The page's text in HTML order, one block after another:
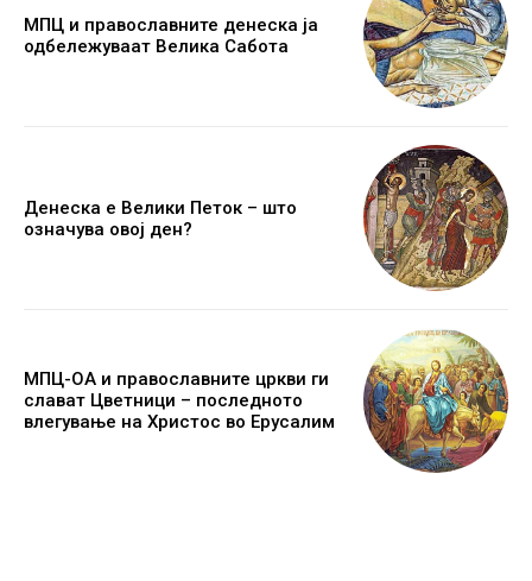
МПЦ и православните денеска ја
одбележуваат Велика Сабота
Денеска е Велики Петок – што
означува овој ден?
МПЦ-ОА и православните цркви ги
слават Цветници – последното
влегување на Христос во Ерусалим